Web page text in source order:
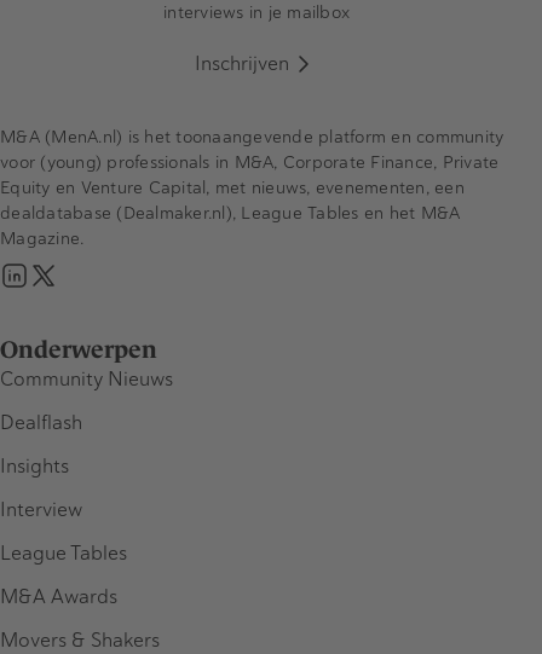
interviews in je mailbox
Inschrijven
Onderwerpen
Community Nieuws
Dealflash
Insights
Interview
League Tables
M&A Awards
Movers & Shakers
M&A (MenA.nl) is het toonaangevende platform en community
voor (young) professionals in M&A, Corporate Finance, Private
Equity en Venture Capital, met nieuws, evenementen, een
dealdatabase (Dealmaker.nl), League Tables en het M&A
Magazine.